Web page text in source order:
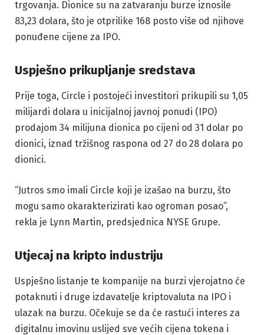
trgovanja. Dionice su na zatvaranju burze iznosile
83,23 dolara, što je otprilike 168 posto više od njihove
ponuđene cijene za IPO.
Uspješno prikupljanje sredstava
Prije toga, Circle i postojeći investitori prikupili su 1,05
milijardi dolara u inicijalnoj javnoj ponudi (IPO)
prodajom 34 milijuna dionica po cijeni od 31 dolar po
dionici, iznad tržišnog raspona od 27 do 28 dolara po
dionici.
“Jutros smo imali Circle koji je izašao na burzu, što
mogu samo okarakterizirati kao ogroman posao”,
rekla je Lynn Martin, predsjednica NYSE Grupe.
Utjecaj na kripto industriju
Uspješno listanje te kompanije na burzi vjerojatno će
potaknuti i druge izdavatelje kriptovaluta na IPO i
ulazak na burzu. Očekuje se da će rastući interes za
digitalnu imovinu uslijed sve većih cijena tokena i